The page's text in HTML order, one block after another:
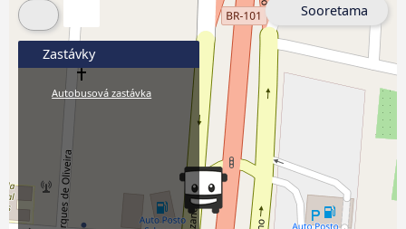
Zastávky
Autobusová zastávka
Sooretama